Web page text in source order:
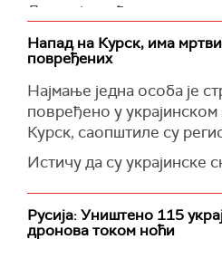
Додао је да ће по питању
са САД све зависити од
планира да се постави
економске сарадње са
јеРИА Новости.
''Економска интеракција
одсто, док је вредност
година износила
долара. Економску
потпуности блокирају
нагласио је Лавров.
Напад на Курск, има
повређених
Најмање једна особа је
повређено у украјинском
Курск, саопштиле су
Истичу да су украјинске
напад, те да гори више
граду, а више од 20
градом.
Русија: Уништено 115
дронова током ноћи